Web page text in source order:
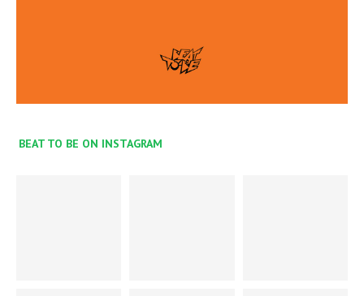
BEAT TO BE ON INSTAGRAM